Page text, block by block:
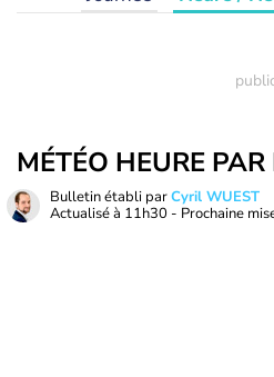
MÉTÉO HEURE PAR
Bulletin établi parCyril WUEST
Actualisé à 11h30 - Prochaine